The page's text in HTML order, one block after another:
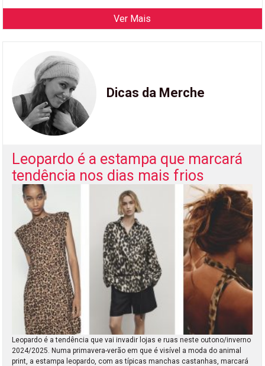
Ver Mais
Dicas da Merche
Leopardo é a estampa que marcará
tendência nos dias mais frios
Leopardo é a tendência que vai invadir lojas e ruas neste outono/inverno
2024/2025. Numa primavera-verão em que é visível a moda do animal
print, a estampa leopardo, com as típicas manchas castanhas, marcará